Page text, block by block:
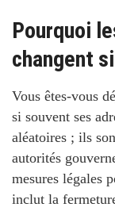
Pourquoi
changent
Vous êtes-vous
si souvent ses
aléatoires ; ils
autorités
mesures légales
inclut la